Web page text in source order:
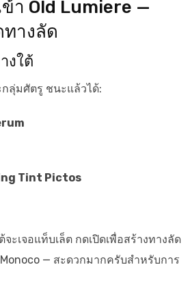
า Old Lumiere —
ทางลัด
งใต้
กลุ่มศัตรู ชนะแล้วได้:
Tint Pictos
ะเจอแท็บเล็ต กดเปิดเพื่อสร้างทางลัด
— สะดวกมากครับสำหรับการ